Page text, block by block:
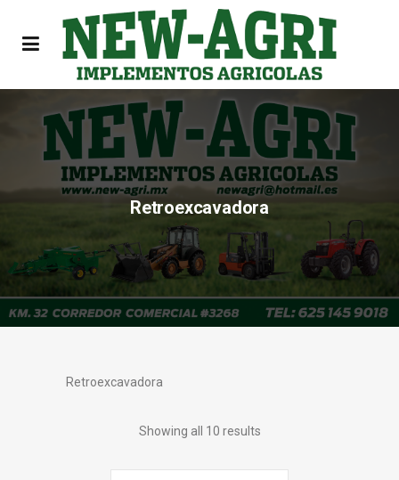
Retroexcavadora
Retroexcavadora
Showing all 10 results